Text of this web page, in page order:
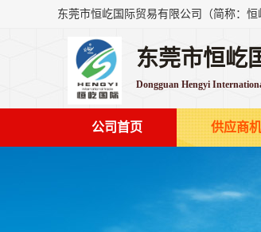
东莞市恒屹
Dongguan Hengyi
公司首页 供应商机